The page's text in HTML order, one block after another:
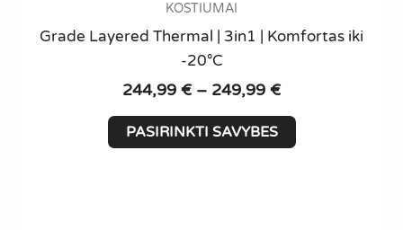
KOSTIUMAI
Grade Layered Thermal | 3in1 | Komfortas iki
-20°C
244,99 € – 249,99 €Price
through
PASIRINKTI SAVYBES
This
product